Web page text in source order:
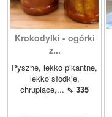
Krokodylki - ogórki
z...
Pyszne, lekko pikantne,
lekko słodkie,
chrupiące,... ⇖ 335